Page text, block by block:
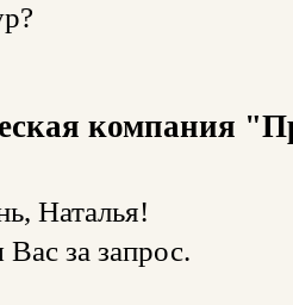
компания
Наталья!
Вас за запрос.